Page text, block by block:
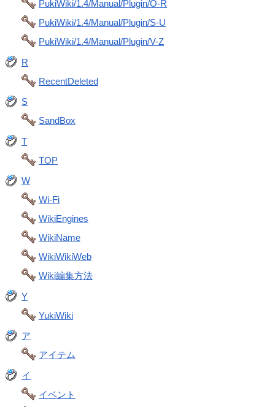
PukiWiki/1.4/Manual/Plugin/O-R
PukiWiki/1.4/Manual/Plugin/S-U
PukiWiki/1.4/Manual/Plugin/V-Z
R
RecentDeleted
S
SandBox
T
TOP
W
Wi-Fi
WikiEngines
WikiName
WikiWikiWeb
Wiki編集方法
Y
YukiWiki
ア
アイテム
イ
イベント